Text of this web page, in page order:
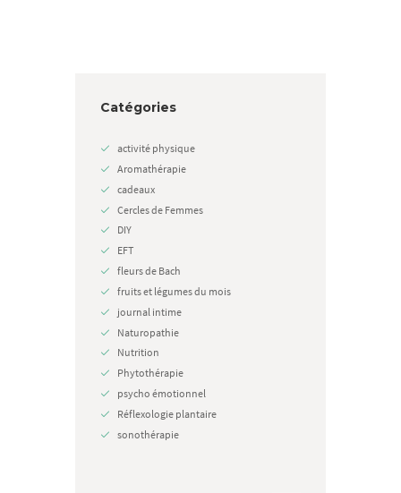
Catégories
activité physique
Aromathérapie
cadeaux
Cercles de Femmes
DIY
EFT
fleurs de Bach
fruits et légumes du mois
journal intime
Naturopathie
Nutrition
Phytothérapie
psycho émotionnel
Réflexologie plantaire
sonothérapie